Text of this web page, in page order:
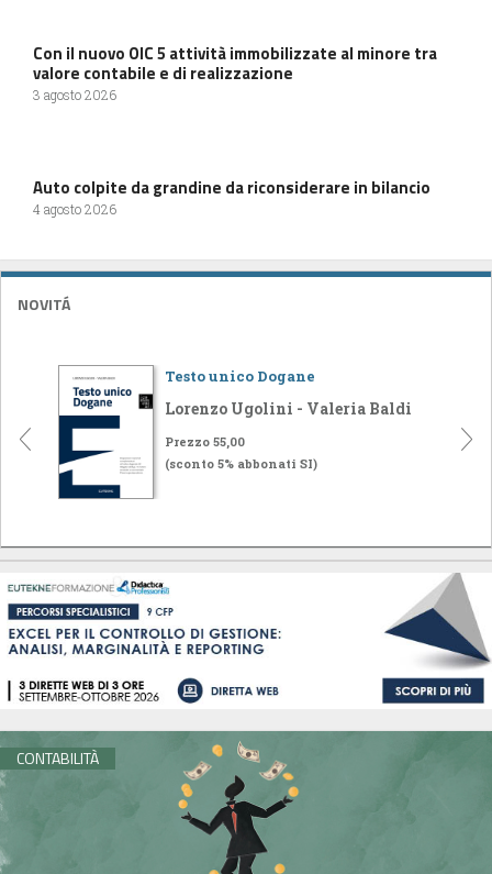
Con il nuovo OIC 5 attività immobilizzate al minore tra
valore contabile e di realizzazione
3 agosto 2026
Auto colpite da grandine da riconsiderare in bilancio
4 agosto 2026
NOVITÁ
Testo unico Dogane
Lorenzo Ugolini - Valeria Baldi
Prezzo 55,00
(sconto 5% abbonati SI)
CONTABILITÀ